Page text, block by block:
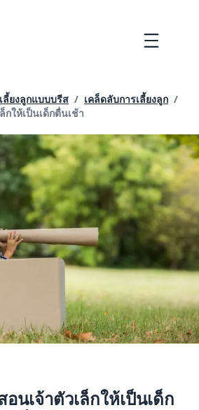
ลี้ยงลูกแบบบรีส / เคล็ดลับการเลี้ยงลูก /
กให้เป็นเด็กตื่นเช้า
นเจ้าตัวเล็กให้เป็นเด็ก